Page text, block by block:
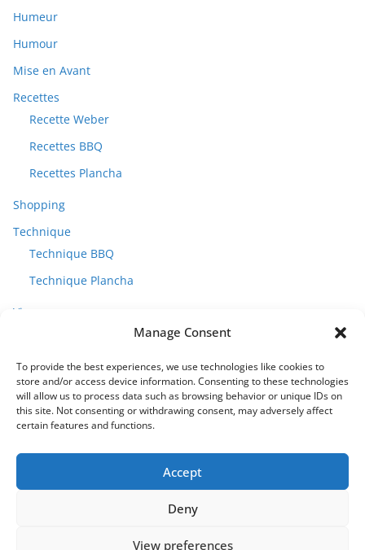
Manage Consent
To provide the best experiences, we use technologies like cookies to
store and/or access device information. Consenting to these technologies
will allow us to process data such as browsing behavior or unique IDs on
this site. Not consenting or withdrawing consent, may adversely affect
certain features and functions.
Accept
Deny
View preferences
Humeur
Humour
Mise en Avant
Recettes
Recette Weber
Recettes BBQ
Recettes Plancha
Shopping
Technique
Technique BBQ
Technique Plancha
Vins